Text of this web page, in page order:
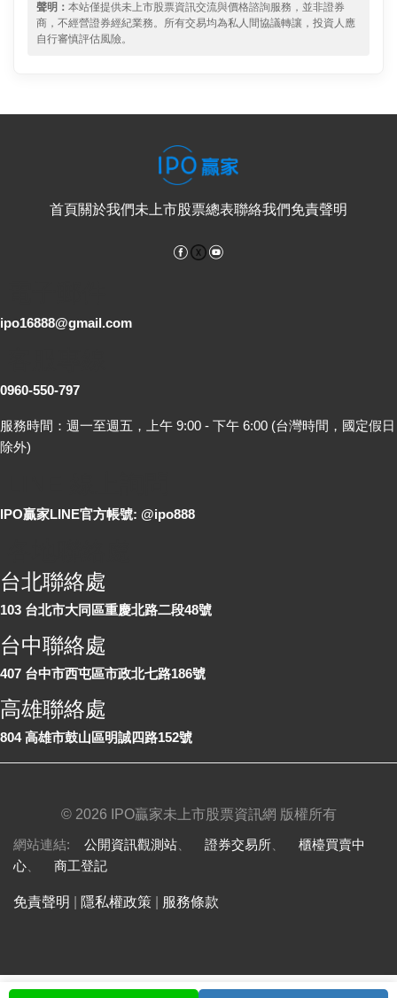
聲明： 本站僅提供未上市股票資訊交流與價格諮詢服務，並非證券
商，不經營證券經紀業務。所有交易均為私人間協議轉讓，投資人應
自行審慎評估風險。
首頁關於我們未上市股票總表聯絡我們免責聲明
Facebook
ipo16888@gmail.com
0960-550-797
服務時間：週一至週五，上午 9:00 - 下午 6:00 (台灣時間，國定假日
除外)
IPO贏家LINE官方帳號: @ipo888
台北聯絡處
103 台北市大同區重慶北路二段48號
台中聯絡處
407 台中市西屯區市政北七路186號
高雄聯絡處
804 高雄市鼓山區明誠四路152號
© 2026 IPO贏家未上市股票資訊網 版權所有
網站連結: 公開資訊觀測站 證券交易所
櫃檯買賣中
心
商工登記
免責聲明 隱私權政策 服務條款